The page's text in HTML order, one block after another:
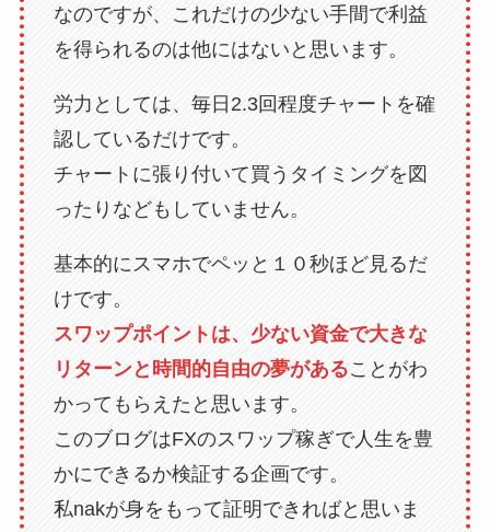
なのですが、これだけの少ない手間で利益
を得られるのは他にはないと思います。
労力としては、毎日2.3回程度チャートを確
認しているだけです。
チャートに張り付いて買うタイミングを図
ったりなどもしていません。
基本的にスマホでペッと１０秒ほど見るだ
けです。
スワップポイントは、少ない資金で大きな
リターンと時間的自由の夢があることがわ
かってもらえたと思います。
このブログはFXのスワップ稼ぎで人生を豊
かにできるか検証する企画です。
私nakが身をもって証明できればと思いま